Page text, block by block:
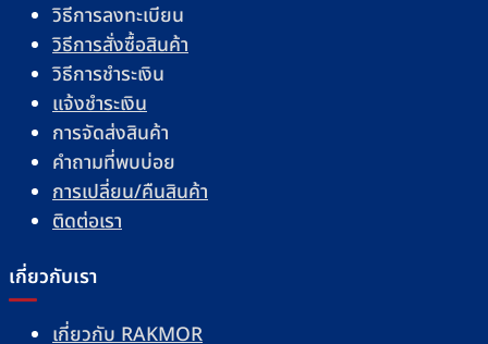
วิธีการลงทะเบียน
วิธีการสั่งซื้อสินค้า
วิธีการชำระเงิน
แจ้งชำระเงิน
การจัดส่งสินค้า
คำถามที่พบบ่อย
การเปลี่ยน/คืนสินค้า
ติดต่อเรา
เกี่ยวกับเรา
เกี่ยวกับ RAKMOR